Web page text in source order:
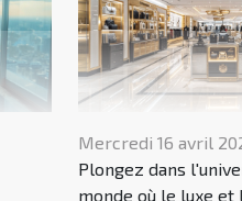
Mercredi 16 avril
Plongez dans
monde où le luxe